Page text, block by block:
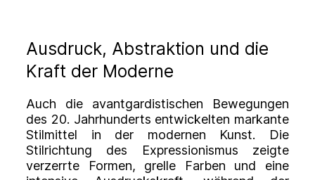
Ausdruck, Abstraktion und die
Kraft der Moderne
Auch die avantgardistischen Bewegungen
des 20. Jahrhunderts entwickelten markante
Stilmittel in der modernen Kunst. Die
Stilrichtung des Expressionismus zeigte
verzerrte Formen, grelle Farben und eine